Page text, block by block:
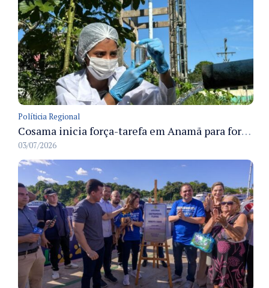
Políticia Regional
Cosama inicia força-tarefa em Anamã para fortalecer abastecimento de água e segurança hídrica da população
03/07/2026